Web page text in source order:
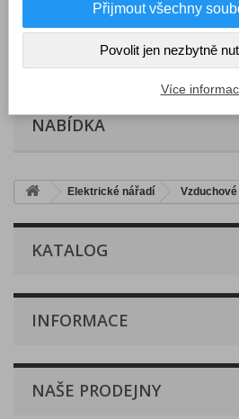
Košík (prázdný)
NABÍDKA
Elektrické nářadí
KATALOG
INFORMACE
NAŠE PRODEJNY
Přijmout všechny
Povolit jen nezbytně
Více